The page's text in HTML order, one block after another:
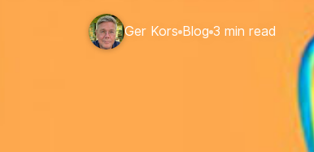
Ger Kors Blog 3 min read